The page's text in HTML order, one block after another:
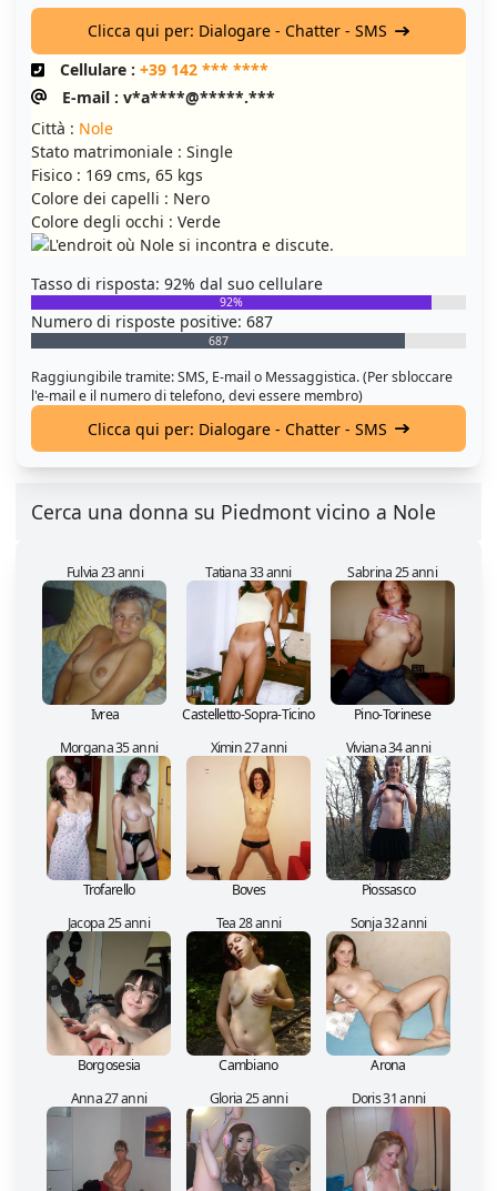
Clicca qui per: Dialogare - Chatter - SMS
Cellulare : +39 142 *** ****
E-mail : v*a****@*****.***
Città : Nole
Stato matrimoniale : Single
Fisico : 169 cms, 65 kgs
Colore dei capelli : Nero
Colore degli occhi : Verde
Tasso di risposta: 92% dal suo cellulare
92%
Numero di risposte positive: 687
687
Raggiungibile tramite: SMS, E-mail o Messaggistica. (Per sbloccare
l'e-mail e il numero di telefono, devi essere membro)
Clicca qui per: Dialogare - Chatter - SMS
Cerca una donna su Piedmont vicino a Nole
Fulvia 23 anni
Ivrea
Tatiana 33 anni
Castelletto-Sopra-Ticino
Sabrina 25 anni
Pino-Torinese
Morgana 35 anni
Trofarello
Ximin 27 anni
Boves
Viviana 34 anni
Piossasco
Jacopa 25 anni
Borgosesia
Tea 28 anni
Cambiano
Sonja 32 anni
Arona
Anna 27 anni
Gloria 25 anni Doris 31 anni